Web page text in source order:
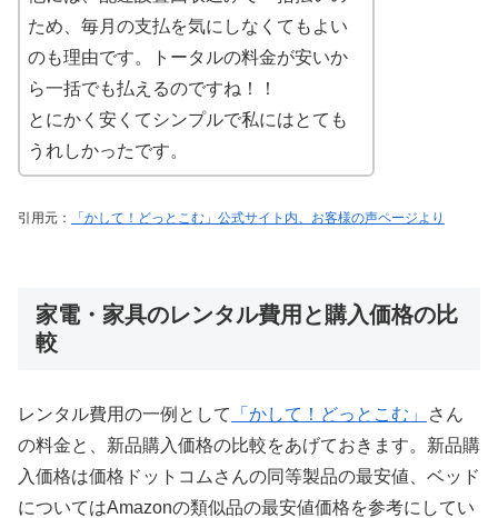
ため、毎月の支払を気にしなくてもよい
のも理由です。トータルの料金が安いか
ら一括でも払えるのですね！！
とにかく安くてシンプルで私にはとても
うれしかったです。
引用元： 「かして！どっとこむ」公式サイト内、お客様の声ページより
家電・家具のレンタル費用と購入価格の比
較
レンタル費用の一例として 「かして！どっとこむ」
さん
の料金と、新品購入価格の比較をあげておきます。新品購
入価格は価格ドットコムさんの同等製品の最安値、ベッド
についてはAmazonの類似品の最安値価格を参考にしてい